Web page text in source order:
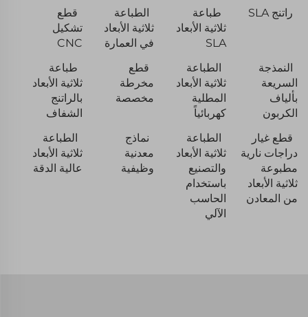
راتنج SLA
طباعة
ثلاثية الأبعاد
SLA
الطباعة
ثلاثية الأبعاد
في العمارة
قطع
تشكيل
CNC
النمذجة
السريعة
بألياف
الكربون
الطباعة
ثلاثية الأبعاد
المطلية
كهربائياً
قطع
مخرطة
مخصصة
طباعة
ثلاثية الأبعاد
بالراتنج
الشفاف
قطع غيار
دراجات نارية
مطبوعة
ثلاثية الأبعاد
من المعادن
الطباعة
ثلاثية الأبعاد
والتصنيع
باستخدام
الحاسب
الآلي
نماذج
معدنية
وظيفية
الطباعة
ثلاثية الأبعاد
عالية الدقة